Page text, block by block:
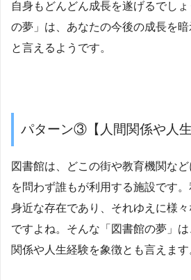
自身もどんどん成長を遂げるでし
の夢」は、あなたの今後の成長を
と言えるようです。
パターン③【人間関係や人生
図書館は、どこの街や教育機関な
を問わず誰もが利用する施設です
身近な存在であり、それゆえに様
ですよね。そんな「図書館の夢」
関係や人生経験を象徴とも言えます